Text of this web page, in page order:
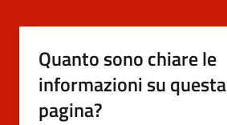
Quanto sono chiare le
informazioni su questa
pagina?